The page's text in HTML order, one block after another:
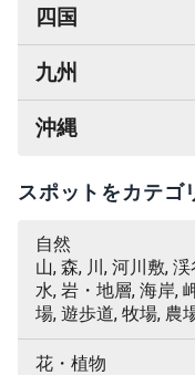
四国
九州
沖縄
スポットをカテゴ
自然
山, 森, 川, 河川敷,
水, 岩・地層, 海岸,
場, 遊歩道, 牧場, 農
花・植物